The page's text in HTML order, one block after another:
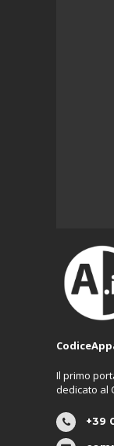
Il primo
dedicato al
+39